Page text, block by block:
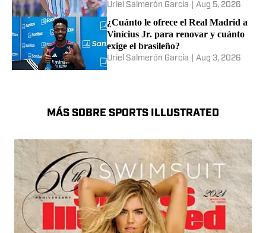
Uriel Salmerón García Aug 5, 2026
¿Cuánto le ofrece el Real Madrid a
Vinícius Jr. para renovar y cuánto
exige el brasileño?
Uriel Salmerón García Aug 3, 2026
MÁS SOBRE SPORTS ILLUSTRATED